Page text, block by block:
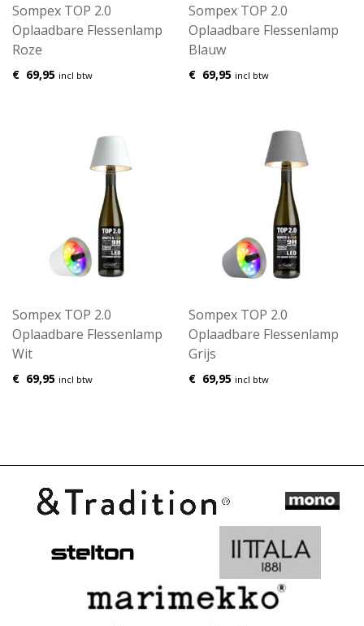
Sompex TOP 2.0
Oplaadbare Flessenlamp
Roze
€ 69,95 incl btw
Sompex TOP 2.0
Oplaadbare Flessenlamp
Blauw
€ 69,95 incl btw
Sompex TOP 2.0
Oplaadbare Flessenlamp
Wit
€ 69,95 incl btw
Sompex TOP 2.0
Oplaadbare Flessenlamp
Grijs
€ 69,95 incl btw